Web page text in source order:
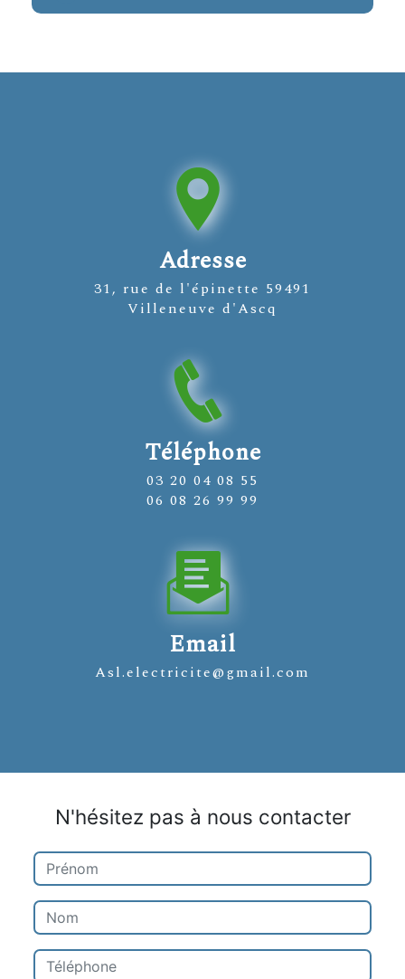
Adresse
31, rue de l'épinette 59491
Villeneuve d'Ascq
Téléphone
03 20 04 08 55
06 08 26 99 99
Email
asl.electricite@gmail.com
N'hésitez pas à nous contacter